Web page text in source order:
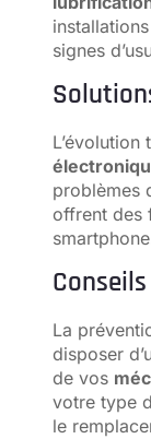
signes
problèmes
offrent des
La
disposer
de vos
votre type
le